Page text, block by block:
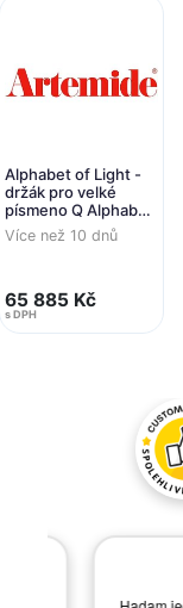
Alphabet of Light -
držák pro velké
písmeno Q Alphabet
of light - ARTEMIDE
Více než 10 dnů
65 885 Kč
s DPH